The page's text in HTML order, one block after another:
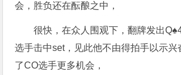
会，胜负还在酝酿之中，
很快，在众人围观下，翻牌发出
选手击中set，见此他不由得拍手以示兴
了CO选手更多机会，